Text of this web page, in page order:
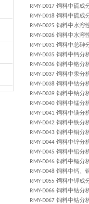
RMY-D017 饲料中硫成
RMY-D018 饲料中硫成
RMY-D025 饲料中水溶
RMY-D026 饲料中水溶
RMY-D031 饲料中总砷
RMY-D035 饲料中钙分
RMY-D036 饲料中铬分
RMY-D037 饲料中汞分
RMY-D038 饲料中钴分
RMY-D039 饲料中钠分
RMY-D040 饲料中锰分
RMY-D041 饲料中镁分
RMY-D042 饲料中铁分
RMY-D043 饲料中铜分
RMY-D044 饲料中锌分
RMY-D045 饲料中铅分
RMY-D046 饲料中镉分
RMY-D048 饲料中钙、
RMY-D055 饲料中钾成
RMY-D066 饲料中钴分
RMY-D067 饲料中钴分